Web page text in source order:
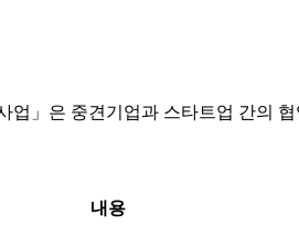
업」은 중견기업과 스타트업 간의
내용